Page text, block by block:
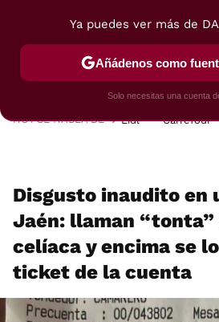
POSTRES VIAJES
HOY SE HABLA DE Lidl Carrefour
Disgusto inaudito en
Jaén: llaman
celíaca y encima se
ticket de la cuenta
Ya puedes ver más de
Añádenos como
Solo necesitas una cuenta